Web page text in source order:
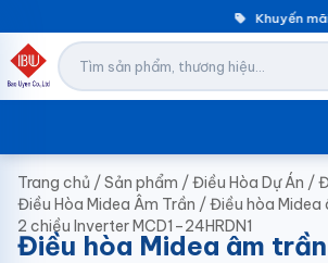
Khuyến
Trang chủ /Sản phẩm /Điều Hòa Dự Án /
Điều Hòa Midea Âm Trần /Điều hòa
2 chiều Inverter MCD1–24HRDN1
Điều hòa Midea âm trần